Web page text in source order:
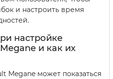
и настроить время
настройке
и как их
Megane может показаться